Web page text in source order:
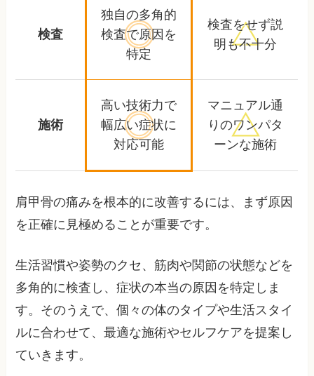
検査
独自の多角的
検査で原因を
特定
検査をせず説
明も不十分
施術
高い技術力で
幅広い症状に
対応可能
マニュアル通
りのワンパタ
ーンな施術
肩甲骨の痛みを根本的に改善するには、まず原因
を正確に見極めることが重要です。
生活習慣や姿勢のクセ、筋肉や関節の状態などを
多角的に検査し、症状の本当の原因を特定しま
す。そのうえで、個々の体のタイプや生活スタイ
ルに合わせて、最適な施術やセルフケアを提案し
ていきます。